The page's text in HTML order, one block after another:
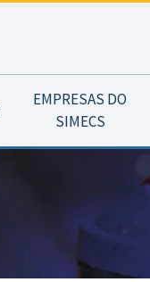
EMPRESAS DO
SIMECS